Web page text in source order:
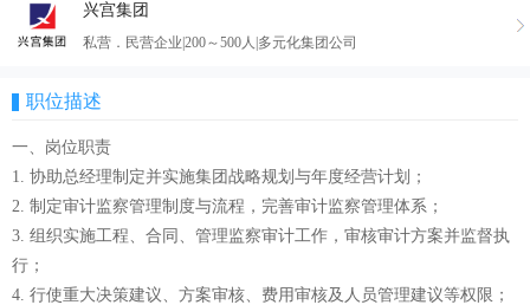
兴宫集团
私营．民营企业|200～500人|多元化集团公司
职位描述
一、岗位职责
1. 协助总经理制定并实施集团战略规划与年度经营计划；
2. 制定审计监察管理制度与流程，完善审计监察管理体系；
3. 组织实施工程、合同、管理监察审计工作，审核审计方案并监督执
行；
4. 行使重大决策建议、方案审核、费用审核及人员管理建议等权限；